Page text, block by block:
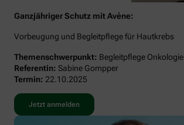
Ganzjähriger Schutz mit Avène:
Vorbeugung und Begleitpflege für Hautkrebs
Themenschwerpunkt: Begleitpflege Onkologie
Referentin: Sabine Gompper
Termin: 22.10.2025
Jetzt anmelden